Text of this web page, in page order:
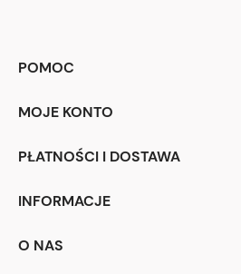
POMOC
MOJE KONTO
PŁATNOŚCI I DOSTAWA
INFORMACJE
O NAS